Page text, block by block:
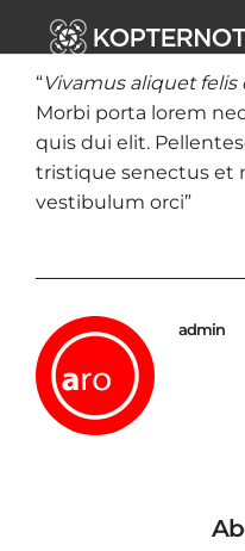
“Vivamus aliquet
Morbi porta lorem
quis dui elit.
tristique senectus et
vestibulum orci”
admin